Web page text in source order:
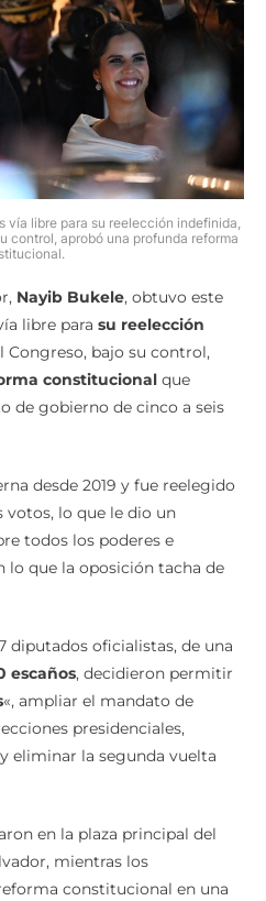
vía libre para su reelección indefinida,
control, aprobó una profunda reforma
Nayib Bukele, obtuvo este
libre para su reelección
Congreso, bajo su control,
constitucional que
de gobierno de cinco a seis
desde 2019 y fue reelegido
votos, lo que le dio un
todos los poderes e
lo que la oposición tacha de
diputados oficialistas, de una
escaños, decidieron permitir
«, ampliar el mandato de
presidenciales,
eliminar la segunda vuelta
en la plaza principal del
mientras los
constitucional en una